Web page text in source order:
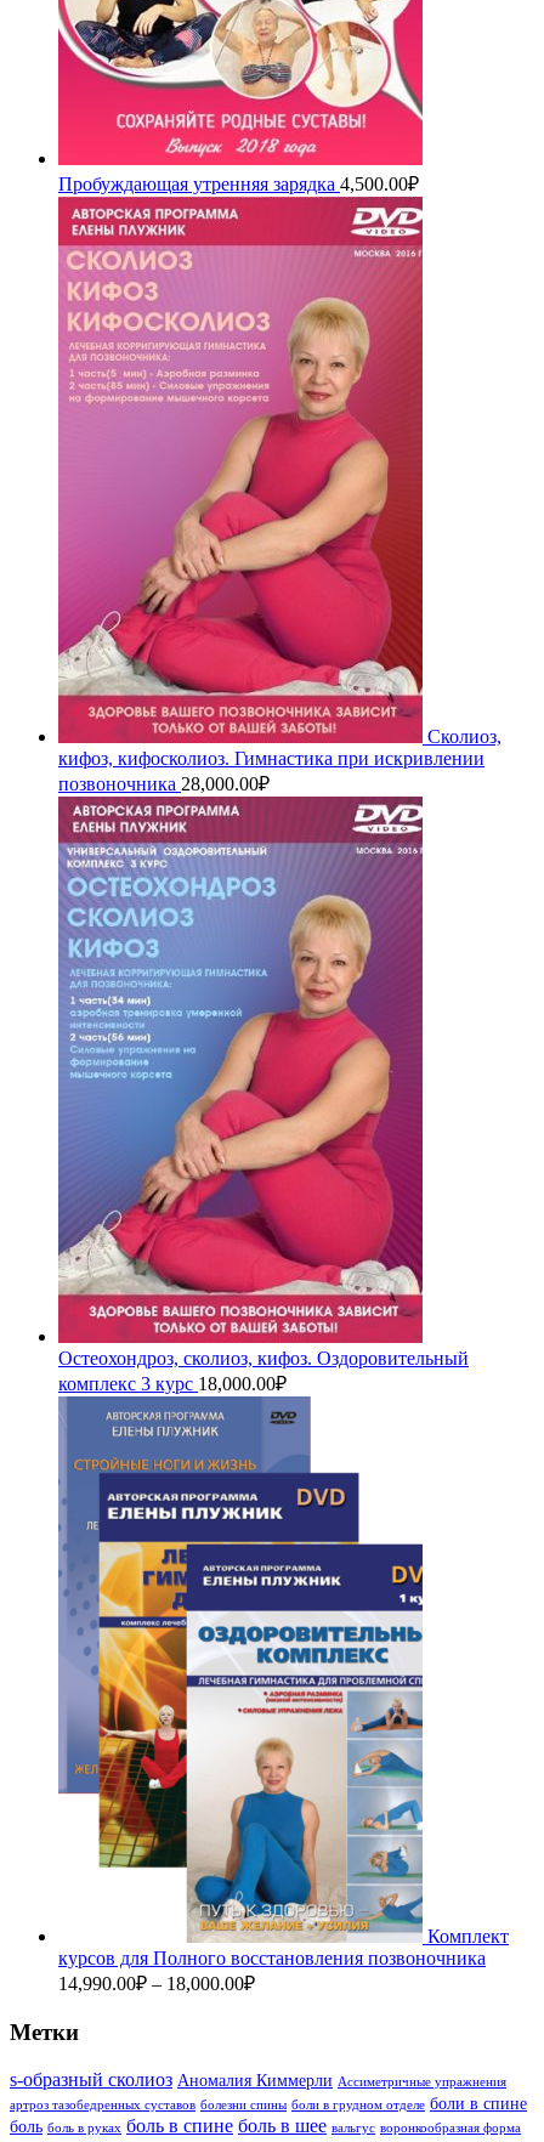
Пробуждающая утренняя зарядка 4,500.00₽
Сколиоз,
кифоз, кифосколиоз. Гимнастика при искривлении
позвоночника 28,000.00₽
Остеохондроз, сколиоз, кифоз. Оздоровительный
комплекс 3 курс 18,000.00₽
Комплект
курсов для Полного восстановления позвоночника
14,990.00₽ – 18,000.00₽
Метки
s-образный сколиоз Аномалия Киммерли Ассиметричные упражнения
артроз тазобедренных суставов болезни спины боли в грудном отделе боли в спине
боль боль в руках боль в спине боль в шее вальгус воронкообразная форма